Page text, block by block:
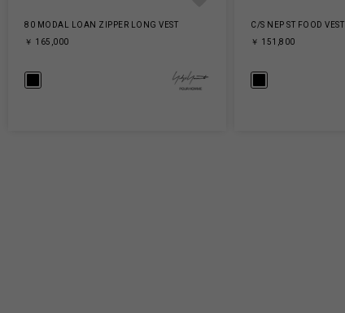
80 MODAL LOAN ZIPPER LONG VEST
￥ 165,000
C/S NEP ST FOOD VEST
￥ 151,800